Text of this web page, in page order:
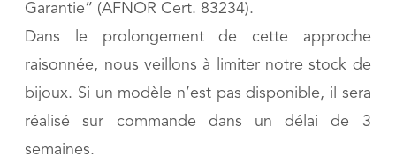
Garantie” (AFNOR Cert. 83234).
Dans le prolongement de cette approche
raisonnée, nous veillons à limiter notre stock de
bijoux. Si un modèle n’est pas disponible, il sera
réalisé sur commande dans un délai de 3
semaines.